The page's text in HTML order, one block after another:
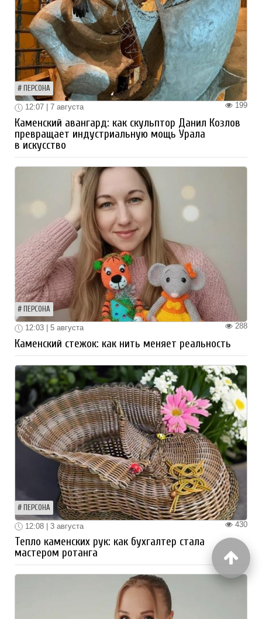
ПЕРСОНА
199
12:07 | 7 августа
Каменский авангард: как скульптор Данил Козлов
превращает индустриальную мощь Урала
в искусство
ПЕРСОНА
288
12:03 | 5 августа
Каменский стежок: как нить меняет реальность
ПЕРСОНА
430
12:08 | 3 августа
Тепло каменских рук: как бухгалтер стала
мастером ротанга